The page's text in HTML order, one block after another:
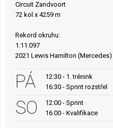
Circuit Zandvoort
72 kol x 4259 m
Rekord okruhu:
1:11.097
2021 Lewis Hamilton (Mercedes)
PÁ
12:30 - 1. trénink
16:30 - Sprint rozstřel
SO
12:00 - Sprint
16:00 - Kvalifikace